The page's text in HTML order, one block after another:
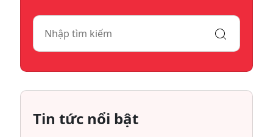
Tin tức nổi bật